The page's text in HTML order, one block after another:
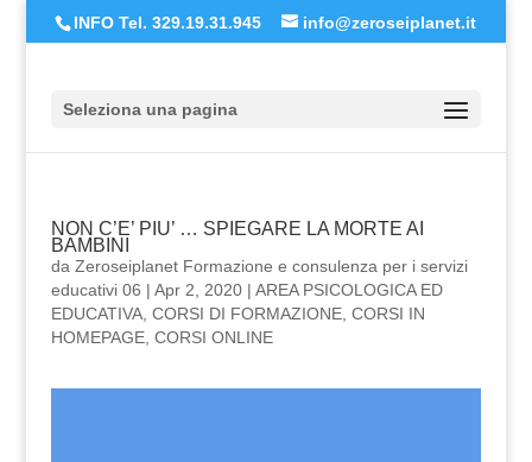
INFO Tel. 329.19.31.945 info@zeroseiplanet.it
Seleziona una pagina
NON C’E’ PIU’ … SPIEGARE LA MORTE AI
BAMBINI
da Zeroseiplanet Formazione e consulenza per i servizi
educativi 06 | Apr 2, 2020| AREA PSICOLOGICA ED
EDUCATIVA, CORSI DI FORMAZIONE, CORSI IN
HOMEPAGE, CORSI ONLINE